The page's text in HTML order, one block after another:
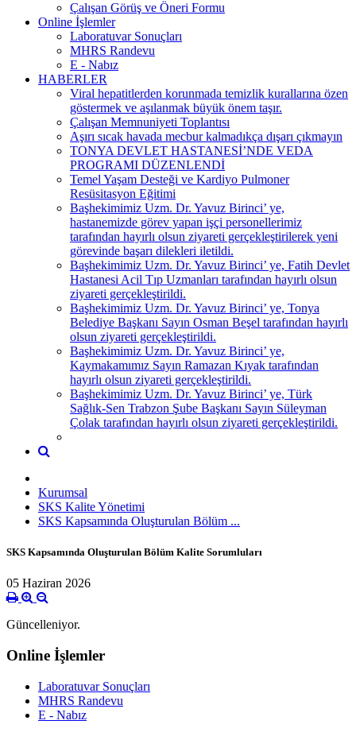
Çalışan Görüş ve Öneri Formu
Online İşlemler
Laboratuvar Sonuçları
MHRS Randevu
E - Nabız
HABERLER
Viral hepatitlerden korunmada temizlik kurallarına özen
göstermek ve aşılanmak büyük önem taşır.
Çalışan Memnuniyeti Toplantısı
Aşırı sıcak havada mecbur kalmadıkça dışarı çıkmayın
TONYA DEVLET HASTANESİ’NDE VEDA
PROGRAMI DÜZENLENDİ
Temel Yaşam Desteği ve Kardiyo Pulmoner
Resüsitasyon Eğitimi
Başhekimimiz Uzm. Dr. Yavuz Birinci’ ye,
hastanemizde görev yapan işçi personellerimiz
tarafından hayırlı olsun ziyareti gerçekleştirilerek yeni
görevinde başarı dilekleri iletildi.
Başhekimimiz Uzm. Dr. Yavuz Birinci’ ye, Fatih Devlet
Hastanesi Acil Tıp Uzmanları tarafından hayırlı olsun
ziyareti gerçekleştirildi.
Başhekimimiz Uzm. Dr. Yavuz Birinci’ ye, Tonya
Belediye Başkanı Sayın Osman Beşel tarafından hayırlı
olsun ziyareti gerçekleştirildi.
Başhekimimiz Uzm. Dr. Yavuz Birinci’ ye,
Kaymakamımız Sayın Ramazan Kıyak tarafından
hayırlı olsun ziyareti gerçekleştirildi.
Başhekimimiz Uzm. Dr. Yavuz Birinci’ ye, Türk
Sağlık-Sen Trabzon Şube Başkanı Sayın Süleyman
Çolak tarafından hayırlı olsun ziyareti gerçekleştirildi.
Kurumsal
SKS Kalite Yönetimi
SKS Kapsamında Oluşturulan Bölüm ...
SKS Kapsamında Oluşturulan Bölüm Kalite Sorumluları
05 Haziran 2026
Güncelleniyor.
Online İşlemler
Laboratuvar Sonuçları
MHRS Randevu
E - Nabız